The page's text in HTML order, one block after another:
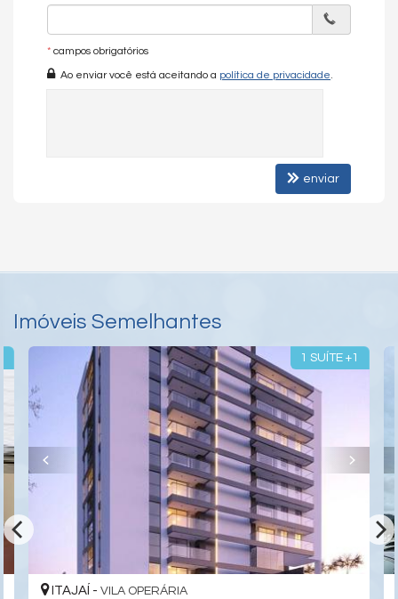
Elevador
Sala de Reunião
Endereço:
* campos obrigatórios
Ao enviar você está aceitando a política de privacidade
enviar
Imóveis Semelhantes
1 SUÍTE +1
ITAJAÍ - VILA OPERÁRIA